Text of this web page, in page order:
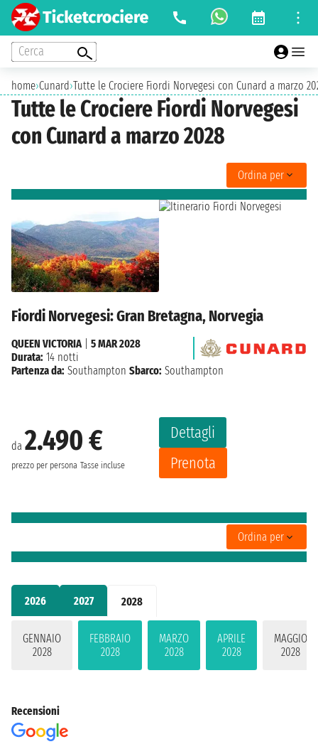
Cerca
home›Cunard›Tutte le Crociere Fiordi Norvegesi con Cunard a marzo
Tutte le Crociere Fiordi Norvegesi
con Cunard a marzo 2028
2026 2027 2028
GENNAIO
2028
FEBBRAIO
2028
MARZO
2028
APRILE
2028
MAGGIO
2028
Ordina per
Fiordi Norvegesi: Gran Bretagna, Norvegia
da 2.490 €
prezzo per persona Tasse incluse
Dettagli
Prenota
QUEEN VICTORIA
5 MAR 2028
Durata: 14 notti
Partenza da: Southampton Sbarco: Southampton
Ordina per
Recensioni